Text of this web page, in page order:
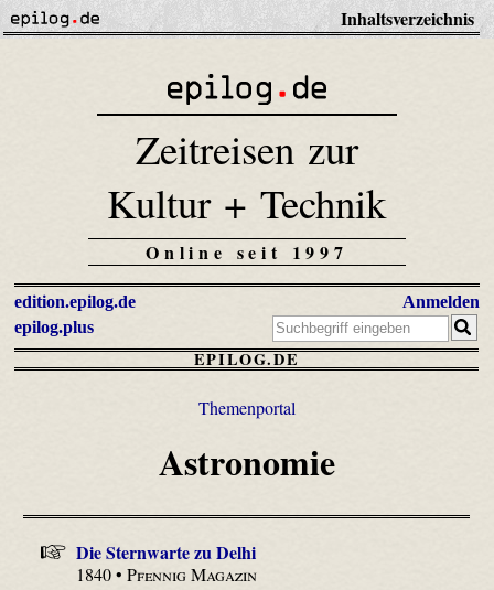
Inhaltsverzeichnis
Zeitreisen zur
Kultur + Technik
Online seit 1997
edition.epilog.de
epilog.plus
Anmelden
EPILOG.DE
Themenportal
Astronomie
Die Sternwarte zu Delhi
1840 •Pfennig Magazin